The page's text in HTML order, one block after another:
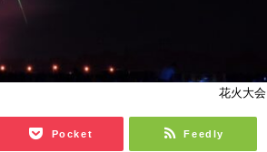
花火大会
Pocket Feedly